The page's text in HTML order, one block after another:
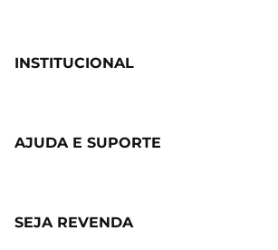
INSTITUCIONAL
AJUDA E SUPORTE
SEJA REVENDA